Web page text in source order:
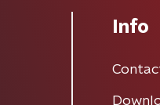
Info